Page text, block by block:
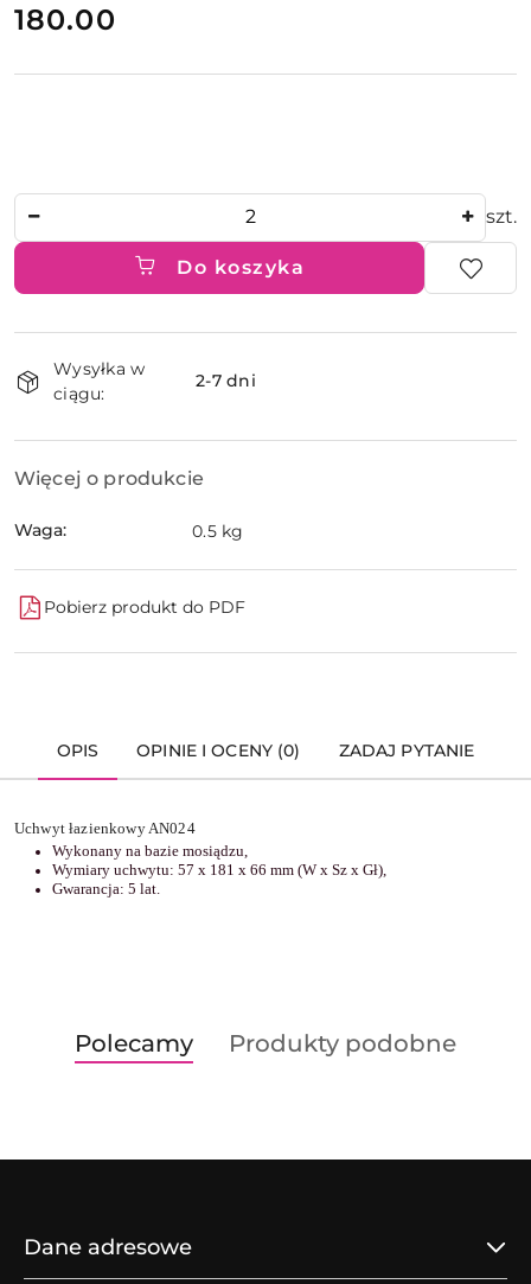
Cena:
180.00
szt.
Do koszyka
i
dostawa
Wysyłka w
ciągu:
2-7 dni
Więcej o produkcie
Waga: 0.5 kg
Pobierz produkt do PDF
OPIS OPINIE I OCENY (0) ZADAJ PYTANIE
Uchwyt łazienkowy AN024
Wykonany na bazie mosiądzu,
Wymiary uchwytu: 57 x 181 x 66 mm (W x Sz x Gł),
Gwarancja: 5 lat.
Pomiń karuzelę produktów
Produkty
o
Polecamy
Produkty
Produkty podobne
Dane adresowe